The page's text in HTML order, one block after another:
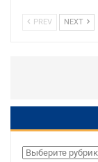
PREV NEXT
Рубрики